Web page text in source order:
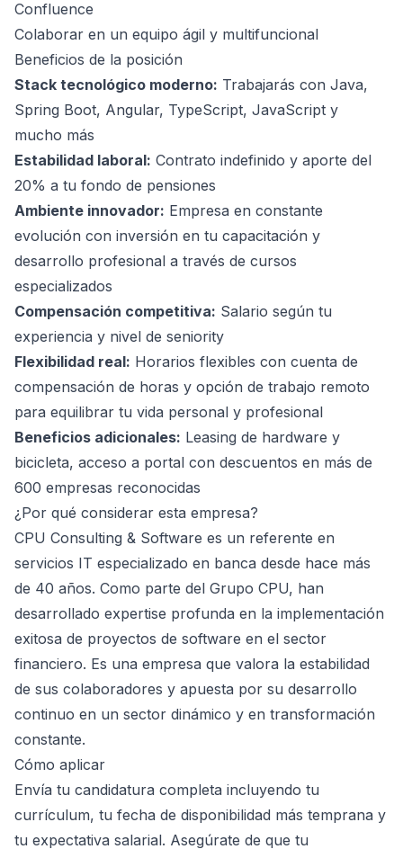
Confluence
Colaborar en un equipo ágil y multifuncional
Beneficios de la posición
Stack tecnológico moderno: Trabajarás con Java,
Spring Boot, Angular, TypeScript, JavaScript y
mucho más
Estabilidad laboral: Contrato indefinido y aporte del
20% a tu fondo de pensiones
Ambiente innovador: Empresa en constante
evolución con inversión en tu capacitación y
desarrollo profesional a través de cursos
especializados
Compensación competitiva: Salario según tu
experiencia y nivel de seniority
Flexibilidad real: Horarios flexibles con cuenta de
compensación de horas y opción de trabajo remoto
para equilibrar tu vida personal y profesional
Beneficios adicionales: Leasing de hardware y
bicicleta, acceso a portal con descuentos en más de
600 empresas reconocidas
¿Por qué considerar esta empresa?
CPU Consulting & Software es un referente en
servicios IT especializado en banca desde hace más
de 40 años. Como parte del Grupo CPU, han
desarrollado expertise profunda en la implementación
exitosa de proyectos de software en el sector
financiero. Es una empresa que valora la estabilidad
de sus colaboradores y apuesta por su desarrollo
continuo en un sector dinámico y en transformación
constante.
Cómo aplicar
Envía tu candidatura completa incluyendo tu
currículum, tu fecha de disponibilidad más temprana y
tu expectativa salarial. Asegúrate de que tu